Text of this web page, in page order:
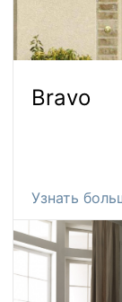
Bravo
Узнать